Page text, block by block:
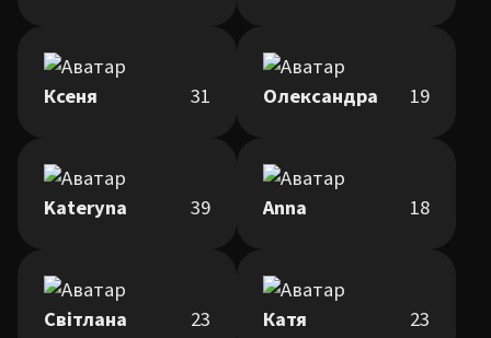
Ксеня 31 Олександра 19
Kateryna 39 Anna 18
Світлана 23 Катя 23